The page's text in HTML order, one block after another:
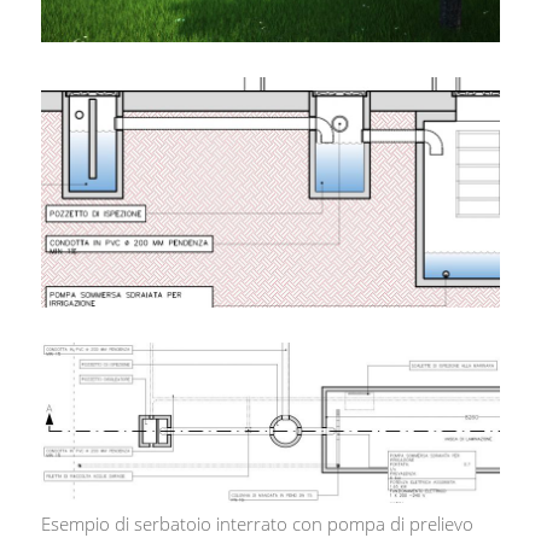
Esempio di serbatoio interrato con pompa di prelievo